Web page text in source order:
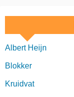
Albert Heijn
Blokker
Kruidvat